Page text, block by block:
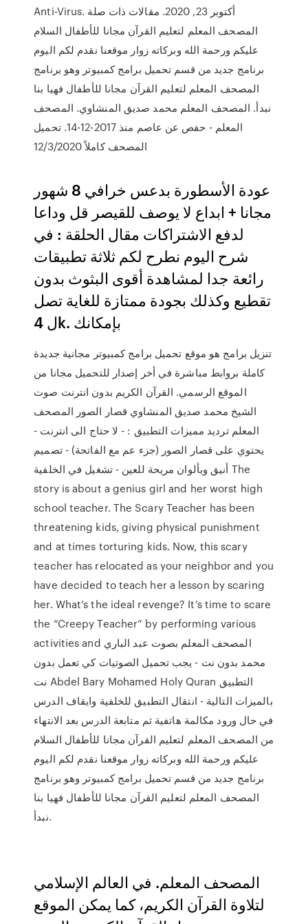
Anti-Virus. أكتوبر 23, 2020. مقالات ذات صلة
المصحف المعلم لتعليم القرآن مجانا للأطفال السلام
عليكم ورحمة الله وبركاته زوار موقعنا نقدم لكم اليوم
برنامج جديد من قسم تحميل برامج كمبيوتر وهو برنامج
المصحف المعلم لتعليم القرآن مجانا للأطفال فهيا بنا
نبدأ. المصحف المعلم محمد صديق المنشاوي. المصحف
المعلم - حفص عن عاصم منذ 2017-12-14. تحميل
المصحف كاملاً 12/3/2020
عودة الأسطورة بدعس خرافي 8 شهور
مجانا + ابداع لا يوصف للقيصر قل وداعا
لدفع الاشتراكات مقال الحلقة : في
شرح اليوم نطرح لكم ثلاثة تطبيقات
رائعة جدا لمشاهدة أقوى البثوث بدون
تقطيع وكذلك بجودة ممتازة للغاية تصل
ل 4k. بإمكانك
تنزيل برامج هو موقع تحميل برامج كمبيوتر مجانية جديدة
كاملة بروابط مباشرة في أخر إصدار للتحميل مجانا من
الموقع الرسمي. القرآن الكريم بدون انترنت صوت
الشيخ محمد صديق المنشاوي قصار الصور المصحف
المعلم ترديد مميزات التطبيق : - لا حتاج الى انترنت -
يحتوي على قصار الصور (جزء عم مع الفاتحة) - تصميم
أنيق وبألوان مريحة للعين - تشغيل في الخلفية The
story is about a genius girl and her worst high
school teacher. The Scary Teacher has been
threatening kids, giving physical punishment
and at times torturing kids. Now, this scary
teacher has relocated as your neighbor and you
have decided to teach her a lesson by scaring
her. What’s the ideal revenge? It’s time to scare
the “Creepy Teacher” by performing various
activities and المصحف المعلم بصوت عبد الباري
محمد بدون نت - يجب تحميل الصوتيات كي تعمل بدون
نت Abdel Bary Mohamed Holy Quran التطبيق
بالميزات التالية - انتقال التطبيق للخلفية وايقاف الدرس
في حال ورود مكالمة هاتفية ثم متابعة الدرس بعد الانتهاء
من المصحف المعلم لتعليم القرآن مجانا للأطفال السلام
عليكم ورحمة الله وبركاته زوار موقعنا نقدم لكم اليوم
برنامج جديد من قسم تحميل برامج كمبيوتر وهو برنامج
المصحف المعلم لتعليم القرآن مجانا للأطفال فهيا بنا
نبدأ.
المصحف المعلم. في العالم الإسلامي
لتلاوة القرآن الكريم، كما يمكن الموقع